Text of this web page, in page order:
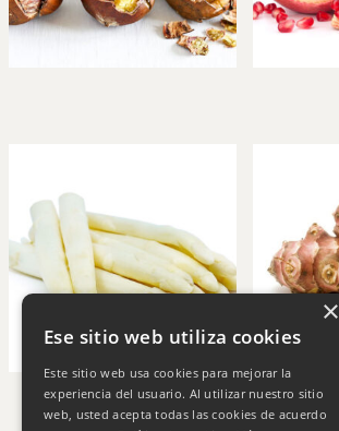
×
Ese sitio web utiliza cookies
Este sitio web usa cookies para mejorar la
experiencia del usuario. Al utilizar nuestro sitio
web, usted acepta todas las cookies de acuerdo